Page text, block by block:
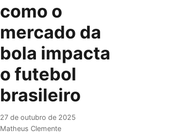
como o
mercado da
bola impacta
o futebol
brasileiro
27 de outubro de 2025
Matheus Clemente